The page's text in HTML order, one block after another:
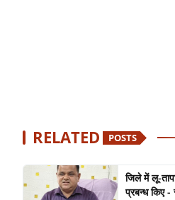
RELATED POSTS
जिले में लू-
प्रबन्ध किए